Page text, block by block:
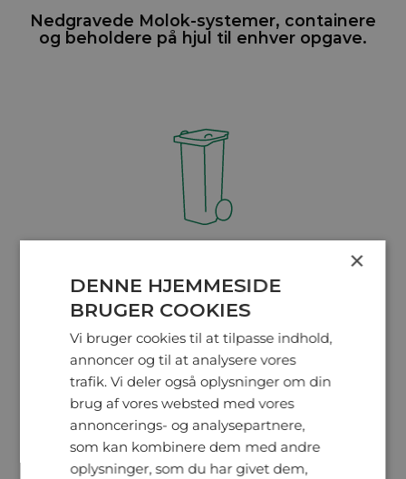
Nedgravede Molok-systemer, containere
og beholdere på hjul til enhver opgave.
×
DENNE HJEMMESIDE
BRUGER COOKIES
Vi bruger cookies til at tilpasse indhold,
annoncer og til at analysere vores
trafik. Vi deler også oplysninger om din
brug af vores websted med vores
annoncerings- og analysepartnere,
som kan kombinere dem med andre
oplysninger, som du har givet dem,